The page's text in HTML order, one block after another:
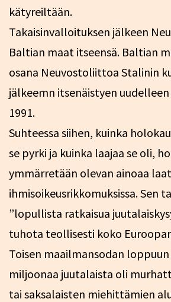
kätyreiltään.
Takaisinvalloituksen jälkeen
Baltian maat itseensä. Baltian
osana Neuvostoliittoa Stalinin
jälkeemn itsenäistyen
1991.
Suhteessa siihen, kuinka
se pyrki ja kuinka laajaa se oli,
ymmärretään olevan ainoaa
ihmisoikeusrikkomuksissa. Sen
”lopullista ratkaisua
tuhota teollisesti koko
Toisen maailmansodan
miljoonaa juutalaista oli
tai saksalaisten miehittämien